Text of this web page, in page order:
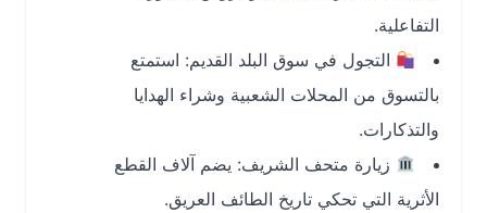
التفاعلية.
التجول في سوق البلد القديم: استمتع
بالتسوق من المحلات الشعبية وشراء الهدايا
والتذكارات.
زيارة متحف الشريف: يضم آلاف القطع
الأثرية التي تحكي تاريخ الطائف العريق.